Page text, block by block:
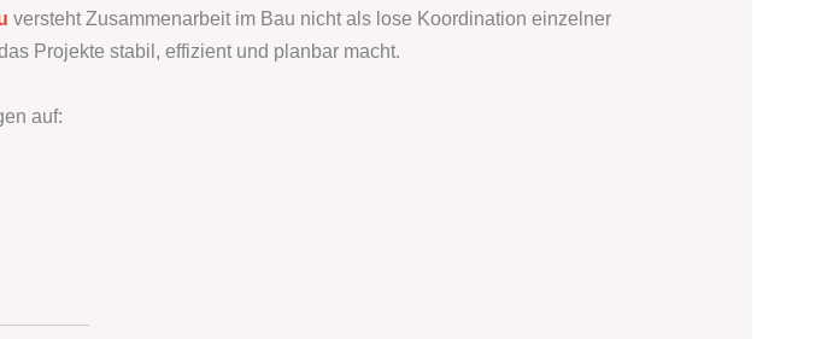
versteht Zusammenarbeit im Bau nicht als lose Koordination einzelner
Projekte stabil, effizient und planbar macht.
auf: